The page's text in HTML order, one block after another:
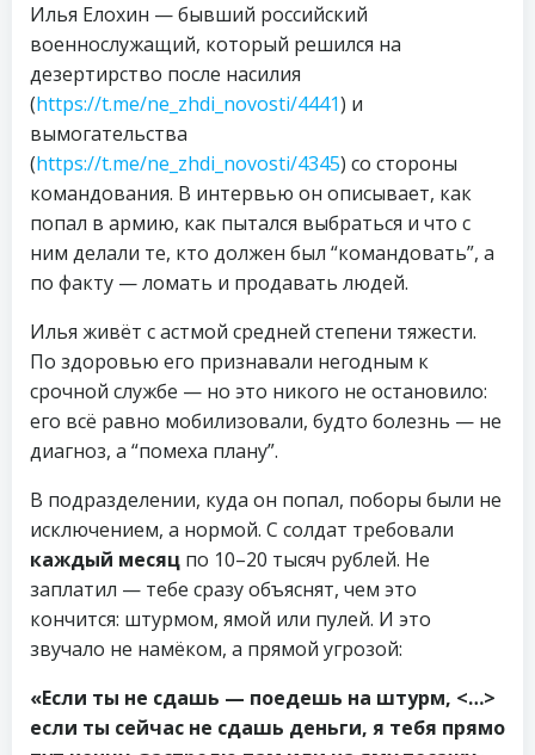
Илья Елохин — бывший российский
военнослужащий, который решился на
дезертирство после насилия
(https://t.me/ne_zhdi_novosti/4441) и
вымогательства
(https://t.me/ne_zhdi_novosti/4345) со стороны
командования. В интервью он описывает, как
попал в армию, как пытался выбраться и что с
ним делали те, кто должен был “командовать”, а
по факту — ломать и продавать людей.
Илья живёт с астмой средней степени тяжести.
По здоровью его признавали негодным к
срочной службе — но это никого не остановило:
его всё равно мобилизовали, будто болезнь — не
диагноз, а “помеха плану”.
В подразделении, куда он попал, поборы были не
исключением, а нормой. С солдат требовали
каждый месяц по 10–20 тысяч рублей. Не
заплатил — тебе сразу объяснят, чем это
кончится: штурмом, ямой или пулей. И это
звучало не намёком, а прямой угрозой:
«Если ты не сдашь — поедешь на штурм, <…>
если ты сейчас не сдашь деньги, я тебя прямо